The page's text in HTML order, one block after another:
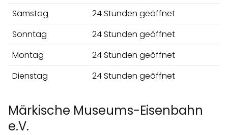
Samstag
24 Stunden geöffnet
Sonntag
24 Stunden geöffnet
Montag
24 Stunden geöffnet
Dienstag
24 Stunden geöffnet
Märkische Museums-Eisenbahn
e.V.